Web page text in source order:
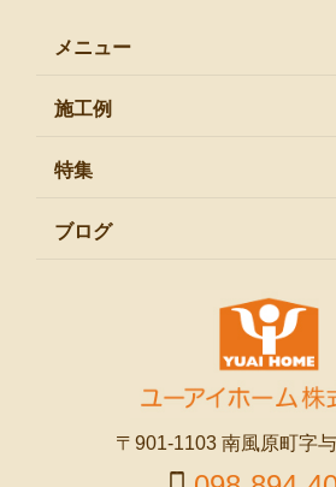
〒901-1103 南風原町字
メニュー
施工例
特集
ブログ